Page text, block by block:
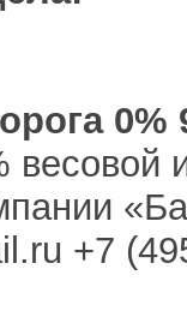
0%
весовой
+7